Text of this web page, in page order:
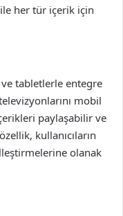
her tür içerik için
tabletlerle entegre
mobil
paylaşabilir ve
kullanıcıların
olanak